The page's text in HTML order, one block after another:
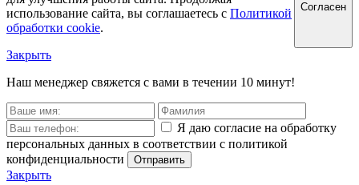
использование сайта, вы соглашаетесь с Политикой
обработки cookie.
Согласен
Закрыть
Наш менеджер свяжется с вами в течении 10 минут!
Я даю согласие на обработку
персональных данных в соответствии с политикой
конфиденциальности
Отправить
Закрыть